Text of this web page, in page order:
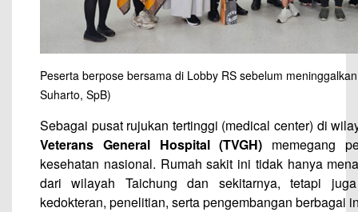
Peserta berpose bersama di Lobby RS sebelum
Suharto, SpB)
Sebagai pusat rujukan tertinggi (medical center) di
Veterans General Hospital (TVGH) memegang
kesehatan nasional. Rumah sakit ini tidak hanya
dari wilayah Taichung dan sekitarnya, tetapi
kedokteran, penelitian, serta pengembangan berbagai